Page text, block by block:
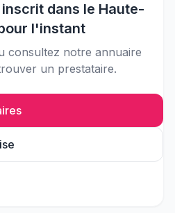
inscrit dans le Haute-
l'instant
consultez notre annuaire
un prestataire.